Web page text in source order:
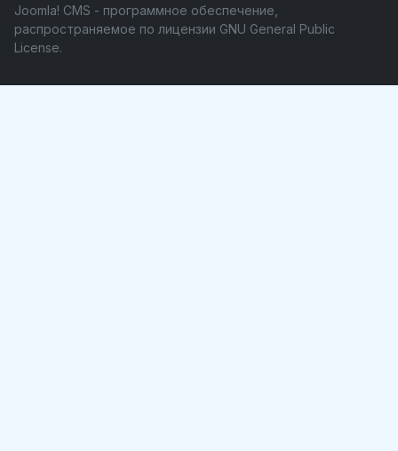
Joomla! CMS - программное обеспечение,
распространяемое по лицензии GNU General Public
License.